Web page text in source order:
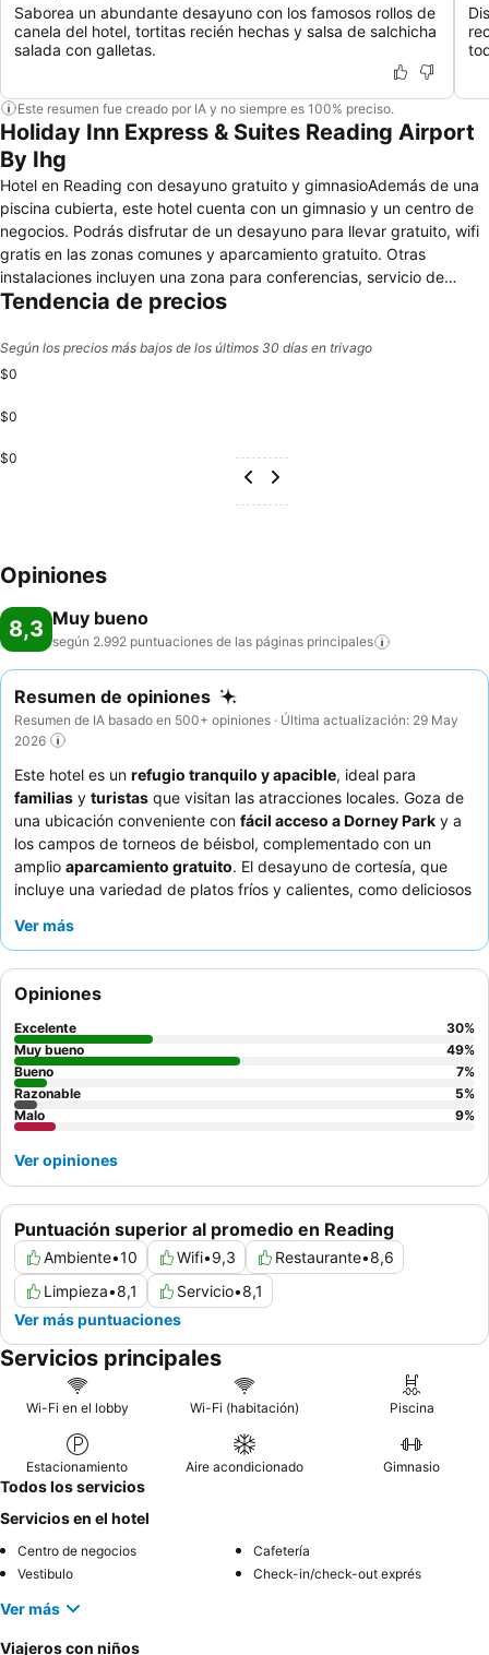
Saborea un abundante desayuno con los famosos rollos de
canela del hotel, tortitas recién hechas y salsa de salchicha
salada con galletas.
Este resumen fue creado por IA y no siempre es 100% preciso.
Holiday Inn Express & Suites Reading Airport
By Ihg
Hotel en Reading con desayuno gratuito y gimnasioAdemás de una
piscina cubierta, este hotel cuenta con un gimnasio y un centro de
negocios. Podrás disfrutar de un desayuno para llevar gratuito, wifi
gratis en las zonas comunes y aparcamiento gratuito. Otras
instalaciones incluyen una zona para conferencias, servicio de
tintorería y lavandería. Holiday Inn Express & Suites Reading by IHG
y cafetera y tetera. Se ofrece una televisión LCD de 32 pulgadas
con canales por cable de suscripción. Los huéspedes pueden
frigorífico y microondas. Los baños están equipados con ducha y
secador de pelo. Los huéspedes pueden navegar por la web
gracias a nuestro acceso a Internet gratis (por cable y wifi). Los
servicios para las personas de negocios incluyen escritorio y
servicios de ocio y esparcimiento en este hotel incluyen una piscina
Tendencia de precios
Según los precios más bajos de los últimos 30 días en trivago
$0
$0
$0
Opiniones
8,3 Muy bueno
según 2.992 puntuaciones de las páginas principales
Resumen de opiniones
Resumen de IA basado en 500+ opiniones · Última actualización: 29 May
2026
Este hotel es un refugio tranquilo y apacible, ideal para
familias y turistas que visitan las atracciones locales. Goza de
una ubicación conveniente con fácil acceso a Dorney Park y a
los campos de torneos de béisbol, complementado con un
amplio aparcamiento gratuito. El desayuno de cortesía, que
incluye una variedad de platos fríos y calientes, como deliciosos
elogian constantemente al
experiencia más serena, considere solicitar una habitación con
vistas al jardín.
Ver más
Puntuación superior al promedio en Reading
Ambiente•10 Wifi•9,3 Restaurante•8,6
Limpieza•8,1 Servicio•8,1
Ver más puntuaciones
Opiniones
Excelente 30%
Muy bueno
49%
Bueno
7%
Razonable
5%
Malo
9%
Ver opiniones
Servicios principales
Wi-Fi en el lobby Wi-Fi (habitación) Piscina
Estacionamiento Aire acondicionado Gimnasio
Todos los servicios
Servicios en el hotel
Centro de negocios
Cafetería
Vestibulo
Check-in/check-out exprés
Ver más
Viajeros con niños